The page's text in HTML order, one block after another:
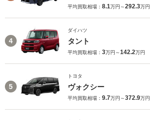
平均買取相場： 8.1万円～292.3万円
4
ダイハツ
タント
平均買取相場： 3万円～142.2万円
5
トヨタ
ヴォクシー
平均買取相場： 9.7万円～372.9万円